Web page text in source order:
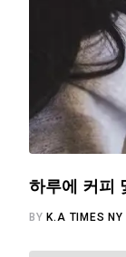
하루에 커피
BYK.A TIMES NY